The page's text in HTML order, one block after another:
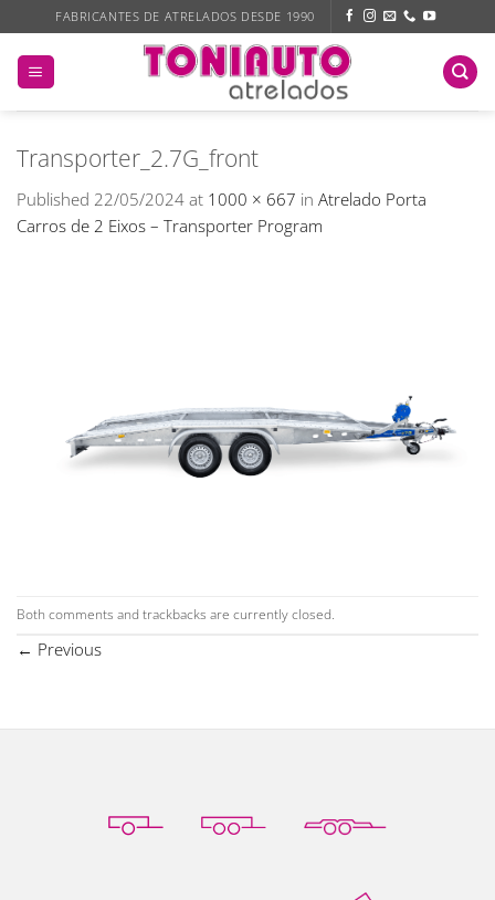
to
content
FABRICANTES DE ATRELADOS DESDE 1990
Transporter_2.7G_front
Published 22/05/2024 at 1000 × 667 in Atrelado Porta
Carros de 2 Eixos – Transporter Program
Both comments and trackbacks are currently closed.
← Previous